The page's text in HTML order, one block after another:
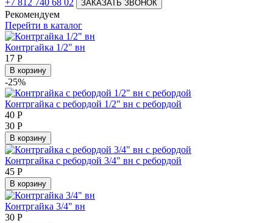
ЗАКАЗАТЬ ЗВОНОК
Рекомендуем
Перейти в каталог
Контргайка 1/2" вн
17 Р
В корзину
-25%
Контргайка с ребордой 1/2" вн с ребордой
40 Р
30 Р
В корзину
Контргайка с ребордой 3/4" вн с ребордой
45 Р
В корзину
Контргайка 3/4" вн
30 Р